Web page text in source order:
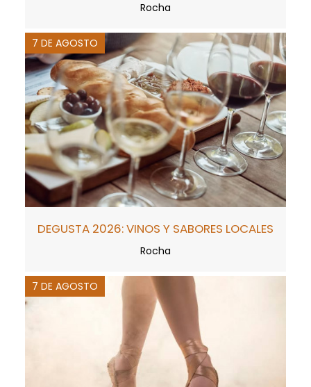
Rocha
7 DE AGOSTO
DEGUSTA 2026: VINOS Y SABORES LOCALES
Rocha
7 DE AGOSTO